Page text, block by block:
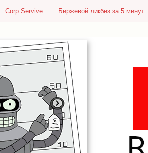
Corp Servive Биржевой ликбез за 5 минут